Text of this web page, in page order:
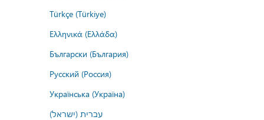
Türkçe (Türkiye)
Ελληνικά (Ελλάδα)
Български (България)
Русский (Россия)
Українська (Україна)
עברית (ישראל)